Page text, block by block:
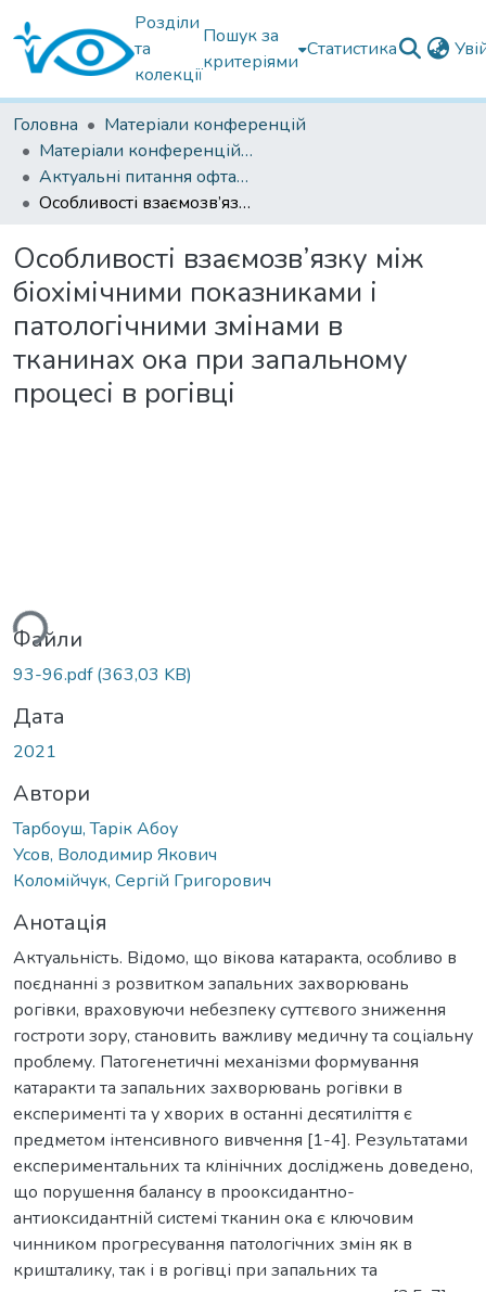
Розділи
та
колекції
Пошук за
критеріями
Статистика
Головна
Матеріали конференцій
Матеріали конференцій Інституту Філатова
Актуальні питання офтальмології 2021
Особливості взаємозв’язку між біохімічними показниками і патологічними змінами в тканинах ока при запальному процесі в рогівці
Особливості взаємозв’язку між
біохімічними показниками і
патологічними змінами в
тканинах ока при запальному
процесі в рогівці
Файли
93-96.pdf(363,03 KB)
Дата
2021
Автори
Тарбоуш, Тарік Абоу
Усов, Володимир Якович
Коломійчук, Сергій Григорович
Анотація
Актуальність. Відомо, що вікова катаракта, особливо в
поєднанні з розвитком запальних захворювань
рогівки, враховуючи небезпеку суттєвого зниження
гостроти зору, становить важливу медичну та соціальну
проблему. Патогенетичні механізми формування
катаракти та запальних захворювань рогівки в
експерименті та у хворих в останні десятиліття є
предметом інтенсивного вивчення [1-4]. Результатами
експериментальних та клінічних досліджень доведено,
що порушення балансу в прооксидантно-
антиоксидантній системі тканин ока є ключовим
чинником прогресування патологічних змін як в
кришталику, так і в рогівці при запальних та